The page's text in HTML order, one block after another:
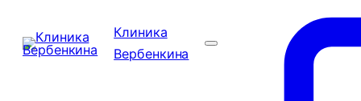
Клиника
Вербенкина